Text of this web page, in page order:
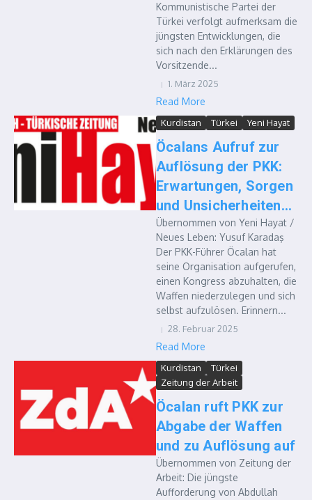
Kommunistische Partei der
Türkei verfolgt aufmerksam die
jüngsten Entwicklungen, die
sich nach den Erklärungen des
Vorsitzende...
1. März 2025
Read More
Kurdistan Türkei Yeni Hayat
Öcalans Aufruf zur
Auflösung der PKK:
Erwartungen, Sorgen
und Unsicherheiten…
Übernommen von Yeni Hayat /
Neues Leben: Yusuf Karadaş
Der PKK-Führer Öcalan hat
seine Organisation aufgerufen,
einen Kongress abzuhalten, die
Waffen niederzulegen und sich
selbst aufzulösen. Erinnern...
28. Februar 2025
Read More
Kurdistan
Türkei
Zeitung der Arbeit
Öcalan ruft PKK zur
Abgabe der Waffen
und zu Auflösung auf
Übernommen von Zeitung der
Arbeit: Die jüngste
Aufforderung von Abdullah